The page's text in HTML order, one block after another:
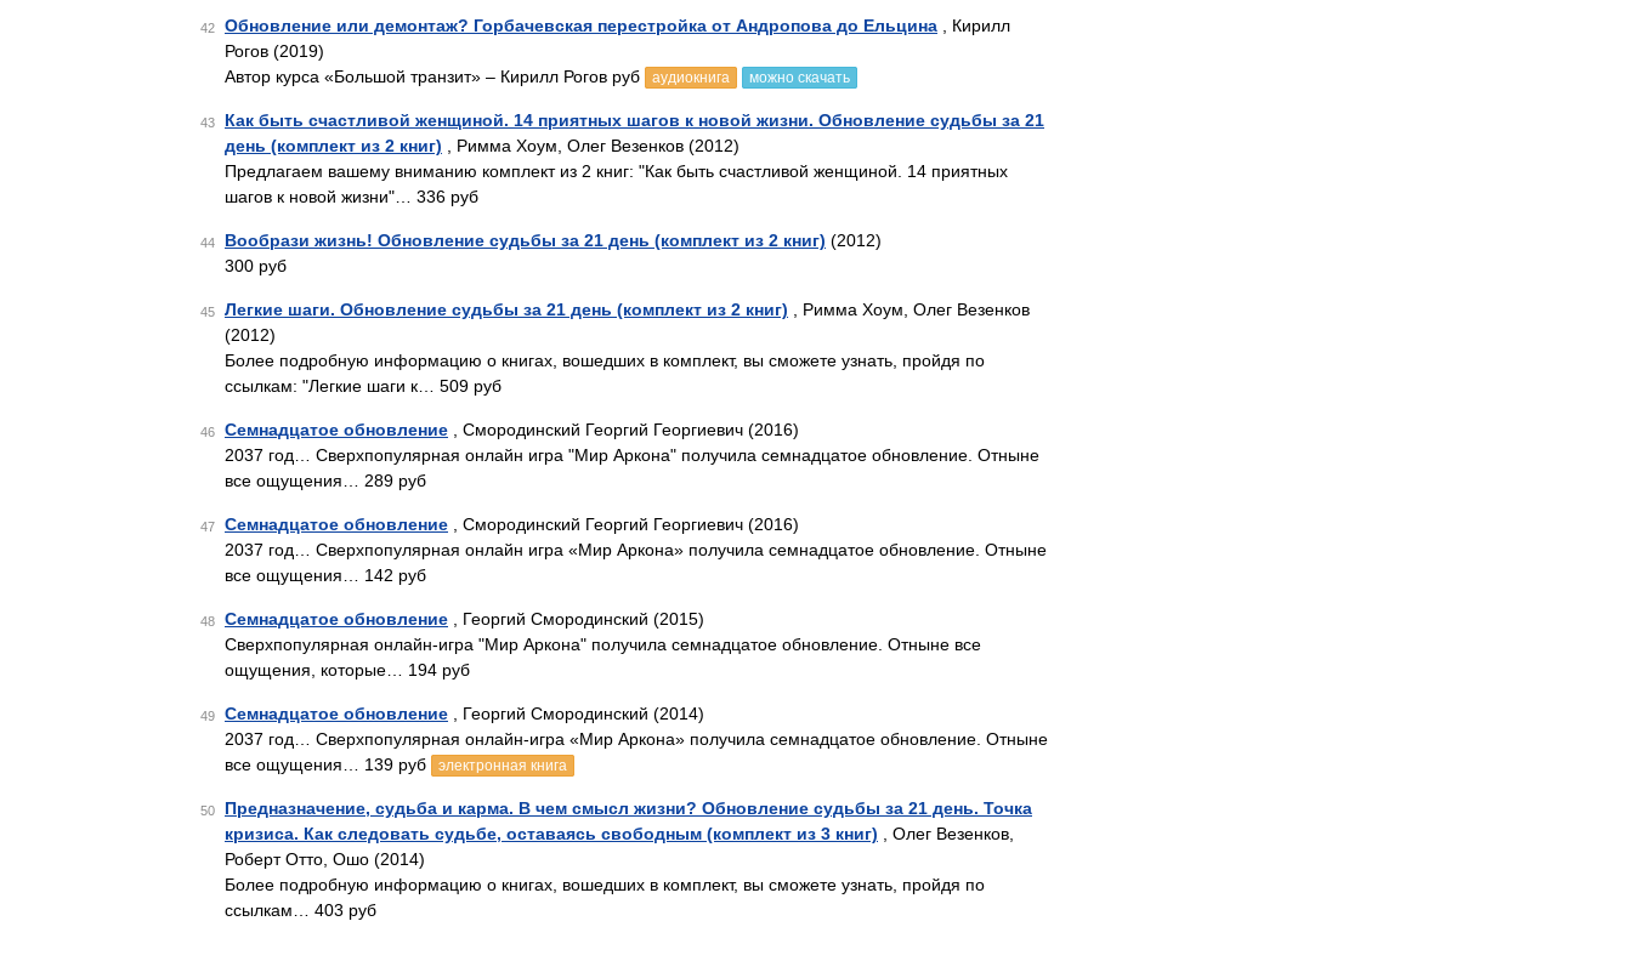
42 Обновление или демонтаж? Горбачевская перестройка от Андропова до Ельцина , Кирилл
Рогов (2019)
Автор курса «Большой транзит» – Кирилл Рогов руб
аудиокнига можно скачать
43
Как быть счастливой женщиной. 14 приятных шагов к новой жизни. Обновление судьбы за 21
день (комплект из 2 книг) , Римма Хоум, Олег Везенков (2012)
Предлагаем вашему вниманию комплект из 2 книг: "Как быть счастливой женщиной. 14 приятных
шагов к новой жизни"… 336 руб
44 Вообрази жизнь! Обновление судьбы за 21 день (комплект из 2 книг) (2012)
300 руб
45 Легкие шаги. Обновление судьбы за 21 день (комплект из 2 книг) , Римма Хоум, Олег Везенков
(2012)
Более подробную информацию о книгах, вошедших в комплект, вы сможете узнать, пройдя по
ссылкам: "Легкие шаги к… 509 руб
46 Семнадцатое обновление , Смородинский Георгий Георгиевич (2016)
2037 год… Сверхпопулярная онлайн игра "Мир Аркона" получила семнадцатое обновление. Отныне
все ощущения… 289 руб
47 Семнадцатое обновление , Смородинский Георгий Георгиевич (2016)
2037 год… Сверхпопулярная онлайн игра «Мир Аркона» получила семнадцатое обновление. Отныне
все ощущения… 142 руб
48 Семнадцатое обновление , Георгий Смородинский (2015)
Сверхпопулярная онлайн-игра "Мир Аркона" получила семнадцатое обновление. Отныне все
ощущения, которые… 194 руб
49 Семнадцатое обновление , Георгий Смородинский (2014)
2037 год… Сверхпопулярная онлайн-игра «Мир Аркона» получила семнадцатое обновление. Отныне
все ощущения… 139 руб
электронная книга
50
Предназначение, судьба и карма. В чем смысл жизни? Обновление судьбы за 21 день. Точка
кризиса. Как следовать судьбе, оставаясь свободным (комплект из 3 книг) , Олег Везенков,
Роберт Отто, Ошо (2014)
Более подробную информацию о книгах, вошедших в комплект, вы сможете узнать, пройдя по
ссылкам… 403 руб